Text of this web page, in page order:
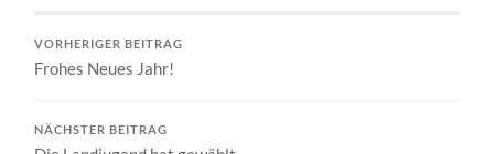
VORHERIGER BEITRAG
Frohes Neues Jahr!
NÄCHSTER BEITRAG